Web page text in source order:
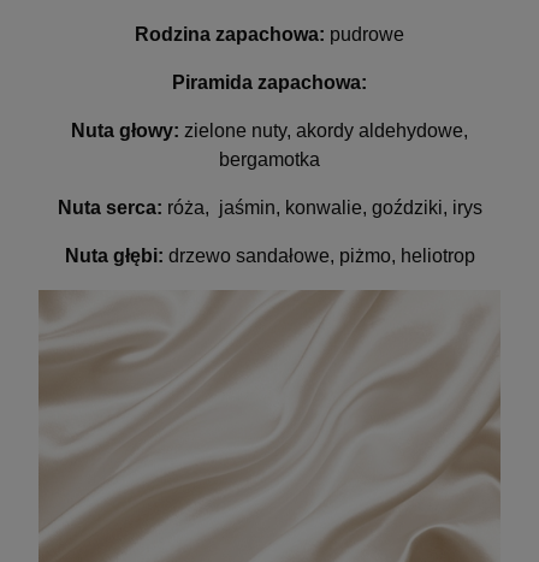
Rodzina zapachowa: pudrowe
Piramida zapachowa:
Nuta głowy: zielone nuty, akordy aldehydowe,
bergamotka
Nuta serca: róża, jaśmin, konwalie, goździki, irys
Nuta głębi: drzewo sandałowe, piżmo, heliotrop